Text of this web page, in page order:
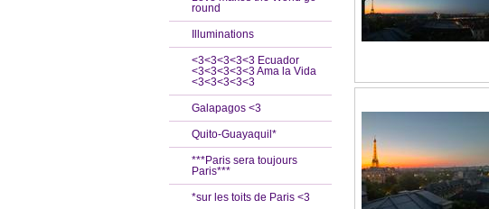
round
Illuminations
<3<3<3<3<3 Ecuador
<3<3<3<3<3 Ama la Vida
<3<3<3<3<3
Galapagos <3
Quito-Guayaquil*
***Paris sera toujours
Paris***
*sur les toits de Paris <3